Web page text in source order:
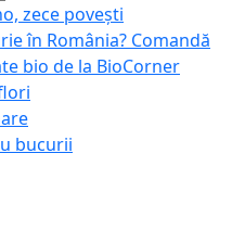
zece povești
în România? Comandă
bio de la BioCorner
bucurii